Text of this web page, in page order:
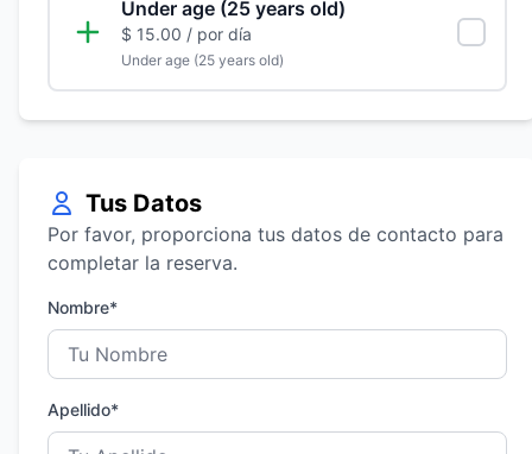
Under age (25 years old)
$ 15.00 / por día
Under age (25 years old)
Tus Datos
Por favor, proporciona tus datos de contacto para
completar la reserva.
Nombre*
Apellido*